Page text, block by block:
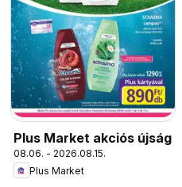
Plus Market akciós újság
08.06. - 2026.08.15.
Plus Market